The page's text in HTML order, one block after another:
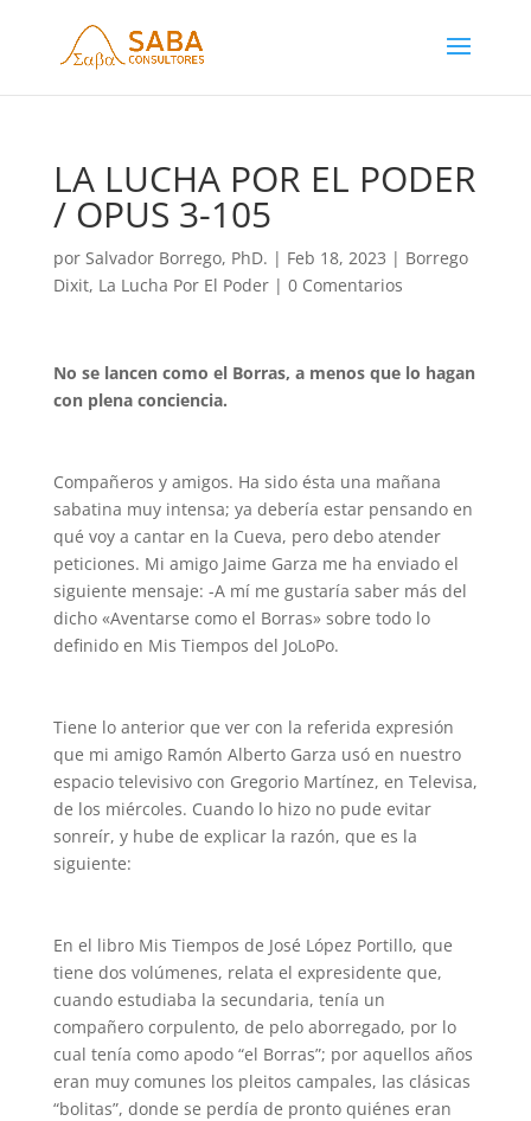
LA LUCHA POR EL PODER
/ OPUS 3-105
por Salvador Borrego, PhD. | Feb 18, 2023 | Borrego
Dixit, La Lucha Por El Poder| 0 Comentarios
No se lancen como el Borras, a menos que lo hagan
con plena conciencia.
Compañeros y amigos. Ha sido ésta una mañana
sabatina muy intensa; ya debería estar pensando en
qué voy a cantar en la Cueva, pero debo atender
peticiones. Mi amigo Jaime Garza me ha enviado el
siguiente mensaje: -A mí me gustaría saber más del
dicho «Aventarse como el Borras» sobre todo lo
definido en Mis Tiempos del JoLoPo.
Tiene lo anterior que ver con la referida expresión
que mi amigo Ramón Alberto Garza usó en nuestro
espacio televisivo con Gregorio Martínez, en Televisa,
de los miércoles. Cuando lo hizo no pude evitar
sonreír, y hube de explicar la razón, que es la
siguiente:
En el libro Mis Tiempos de José López Portillo, que
tiene dos volúmenes, relata el expresidente que,
cuando estudiaba la secundaria, tenía un
compañero corpulento, de pelo aborregado, por lo
cual tenía como apodo “el Borras”; por aquellos años
eran muy comunes los pleitos campales, las clásicas
“bolitas”, donde se perdía de pronto quiénes eran